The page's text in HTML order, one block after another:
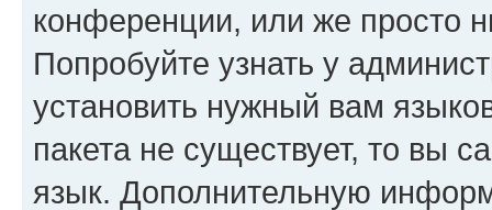
конференции, или же просто
Попробуйте узнать у
установить нужный вам
пакета не существует, то вы
язык. Дополнительную